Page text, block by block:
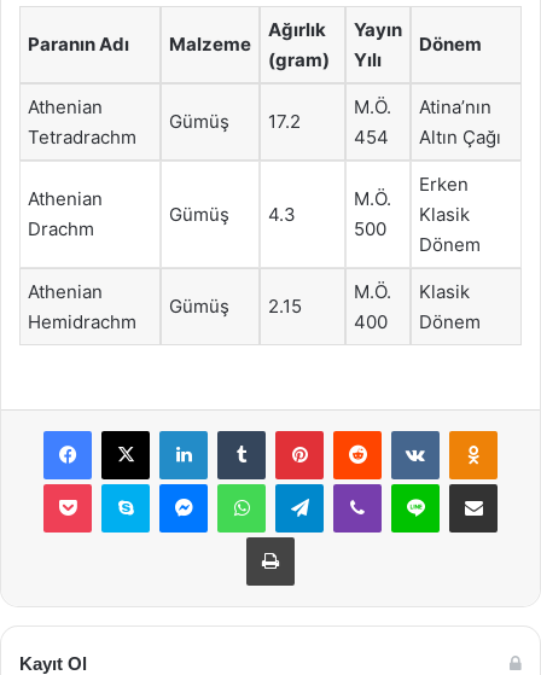
Paranın Adı Malzeme
Ağırlık
(gram)
Yayın
Yılı
Dönem
Athenian
Tetradrachm
Gümüş 17.2
M.Ö.
454
Atina’nın
Altın Çağı
Athenian
Drachm
Gümüş 4.3
M.Ö.
500
Erken
Klasik
Dönem
Athenian
Hemidrachm
Gümüş 2.15
M.Ö.
400
Klasik
Dönem
Facebook
X LinkedInTumblr PinterestReddit VKontakte
Pocket Skype MessengerWhatsAppTelegramViber Line E-Posta ile
Yazdır
Kayıt Ol